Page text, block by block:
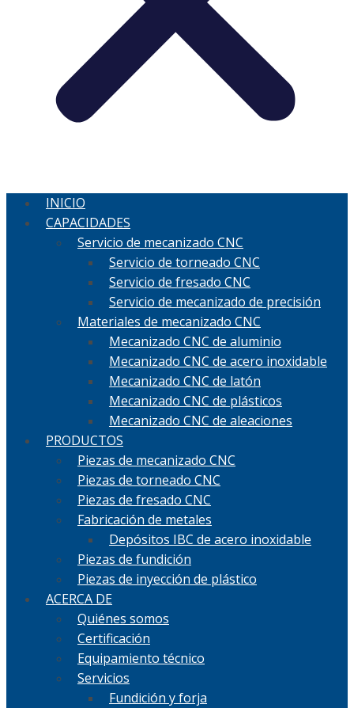
INICIO
CAPACIDADES
Servicio de mecanizado CNC
Servicio de torneado CNC
Servicio de fresado CNC
Servicio de mecanizado de precisión
Materiales de mecanizado CNC
Mecanizado CNC de aluminio
Mecanizado CNC de acero inoxidable
Mecanizado CNC de latón
Mecanizado CNC de plásticos
Mecanizado CNC de aleaciones
PRODUCTOS
Piezas de mecanizado CNC
Piezas de torneado CNC
Piezas de fresado CNC
Fabricación de metales
Depósitos IBC de acero inoxidable
Piezas de fundición
Piezas de inyección de plástico
ACERCA DE
Quiénes somos
Certificación
Equipamiento técnico
Servicios
Fundición y forja